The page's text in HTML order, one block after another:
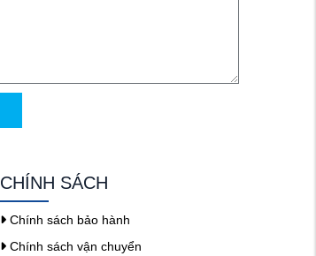
CHÍNH SÁCH
Chính sách bảo hành
Chính sách vận chuyển